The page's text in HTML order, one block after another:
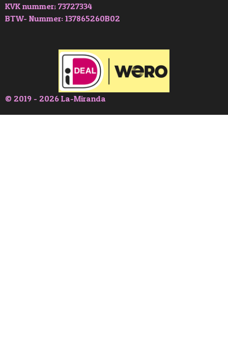
KVK nummer; 73727334
BTW- Nummer: 137865260B02
© 2019 - 2026 La-Miranda